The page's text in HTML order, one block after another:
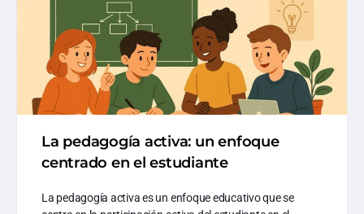
La pedagogía activa: un enfoque
centrado en el estudiante
La pedagogía activa es un enfoque educativo que se